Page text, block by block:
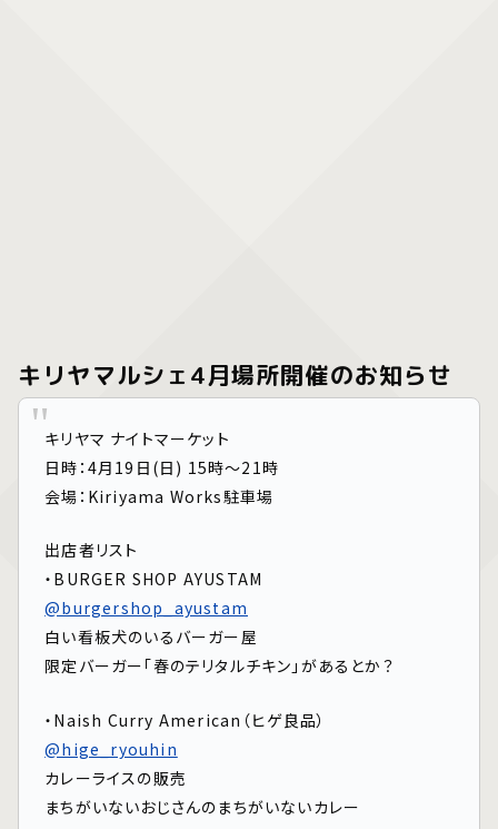
キリヤマルシェ4月場所開催のお知らせ
キリヤマ ナイトマーケット
日時：4月19日(日) 15時〜21時
会場：Kiriyama Works駐車場
出店者リスト
・BURGER SHOP AYUSTAM
@burgershop_ayustam
白い看板犬のいるバーガー屋
限定バーガー｢春のテリタルチキン｣があるとか？
・Naish Curry American（ヒゲ良品）
@hige_ryouhin
カレーライスの販売
まちがいないおじさんのまちがいないカレー